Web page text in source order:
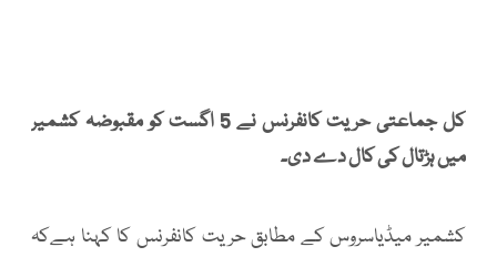
کل جماعتی حریت کانفرنس نے 5 اگست کو مقبوضہ کشمیر
میں ہڑتال کی کال دے دی۔
کشمیر میڈیاسروس کے مطابق حریت کانفرنس کا کہنا ہےکہ